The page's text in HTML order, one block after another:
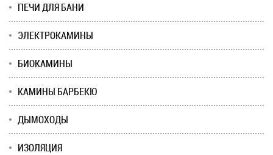
ПЕЧИ ДЛЯ БАНИ
ЭЛЕКТРОКАМИНЫ
БИОКАМИНЫ
КАМИНЫ БАРБЕКЮ
ДЫМОХОДЫ
ИЗОЛЯЦИЯ